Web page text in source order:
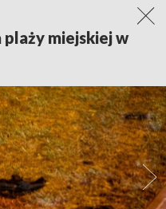
miejskiej w